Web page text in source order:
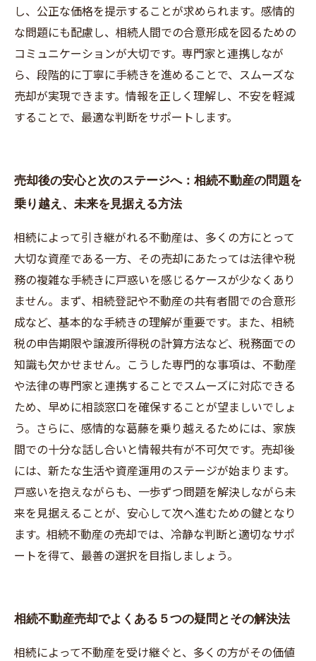
し、公正な価格を提示することが求められます。感情的
な問題にも配慮し、相続人間での合意形成を図るための
コミュニケーションが大切です。専門家と連携しなが
ら、段階的に丁寧に手続きを進めることで、スムーズな
売却が実現できます。情報を正しく理解し、不安を軽減
することで、最適な判断をサポートします。
売却後の安心と次のステージへ：相続不動産の問題を
乗り越え、未来を見据える方法
相続によって引き継がれる不動産は、多くの方にとって
大切な資産である一方、その売却にあたっては法律や税
務の複雑な手続きに戸惑いを感じるケースが少なくあり
ません。まず、相続登記や不動産の共有者間での合意形
成など、基本的な手続きの理解が重要です。また、相続
税の申告期限や譲渡所得税の計算方法など、税務面での
知識も欠かせません。こうした専門的な事項は、不動産
や法律の専門家と連携することでスムーズに対応できる
ため、早めに相談窓口を確保することが望ましいでしょ
う。さらに、感情的な葛藤を乗り越えるためには、家族
間での十分な話し合いと情報共有が不可欠です。売却後
には、新たな生活や資産運用のステージが始まります。
戸惑いを抱えながらも、一歩ずつ問題を解決しながら未
来を見据えることが、安心して次へ進むための鍵となり
ます。相続不動産の売却では、冷静な判断と適切なサポ
ートを得て、最善の選択を目指しましょう。
相続不動産売却でよくある５つの疑問とその解決法
相続によって不動産を受け継ぐと、多くの方がその価値